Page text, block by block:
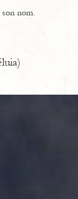
nom.